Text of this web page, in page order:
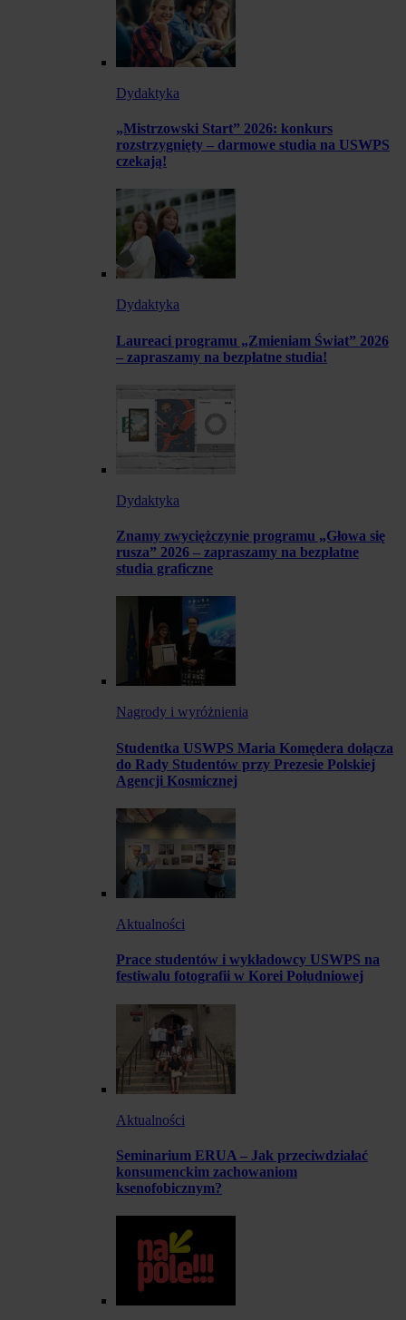
Dydaktyka
„Mistrzowski Start” 2026: konkurs
rozstrzygnięty – darmowe studia na USWPS
czekają!
Dydaktyka
Laureaci programu „Zmieniam Świat” 2026
– zapraszamy na bezpłatne studia!
Dydaktyka
Znamy zwyciężczynie programu „Głowa się
rusza” 2026 – zapraszamy na bezpłatne
studia graficzne
Nagrody i wyróżnienia
Studentka USWPS Maria Komędera dołącza
do Rady Studentów przy Prezesie Polskiej
Agencji Kosmicznej
Aktualności
Prace studentów i wykładowcy USWPS na
festiwalu fotografii w Korei Południowej
Aktualności
Seminarium ERUA – Jak przeciwdziałać
konsumenckim zachowaniom
ksenofobicznym?